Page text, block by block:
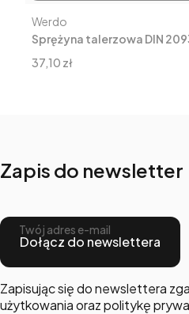
Sprężyna talerzowa DIN
Producent
Werdo
Cena
37,10 zł
Zapis do newsletter
Twój adres e-mail
Dołącz do newslettera
Zapisując się do newslettera
użytkowania oraz politykę